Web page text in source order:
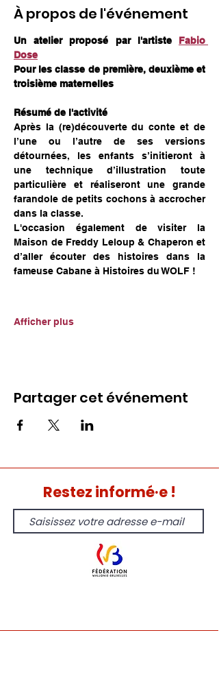
À propos de l'événement
Un atelier proposé par l'artiste Fabio
Dose
Pour les classe de première, deuxième et
troisième maternelles
Résumé de l'activité
Après la (re)découverte du conte et de
l’une ou l’autre de ses versions
détournées, les enfants s’initieront à
une technique d’illustration toute
particulière et réaliseront une grande
farandole de petits cochons à accrocher
dans la classe.
L'occasion également de visiter la
Maison de Freddy Leloup & Chaperon et
d’aller écouter des histoires dans la
fameuse Cabane à Histoires du WOLF !
Afficher plus
Partager cet événement
Restez informé·e !